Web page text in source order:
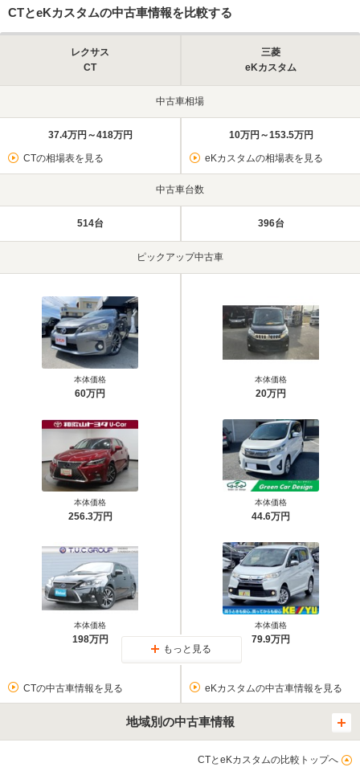
CTとeKカスタムの中古車情報を比較する
レクサス
CT
三菱
eKカスタム
中古車相場
37.4万円～418万円
CTの相場表を見る
10万円～153.5万円
eKカスタムの相場表を見る
中古車台数
514台 396台
ピックアップ中古車
本体価格
60万円
本体価格
256.3万円
本体価格
198万円
本体価格
20万円
本体価格
44.6万円
本体価格
79.9万円
もっと見る
CTの中古車情報を見る eKカスタムの中古車情報を見る
地域別の中古車情報
CTとeKカスタムの比較トップへ